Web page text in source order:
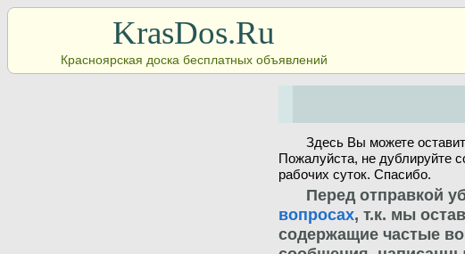
KrasDos.Ru
Красноярская доска бесплатных объявлений
Здесь Вы можете
Пожалуйста, не дублируйте
рабочих суток. Спасибо.
Перед отправкой
вопросах, т.к. мы
содержащие частые